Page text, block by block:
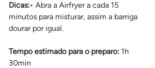
Dicas:• Abra a Airfryer a cada 15
minutos para misturar, assim a barriga
dourar por igual.
Tempo estimado para o preparo: 1h
30min